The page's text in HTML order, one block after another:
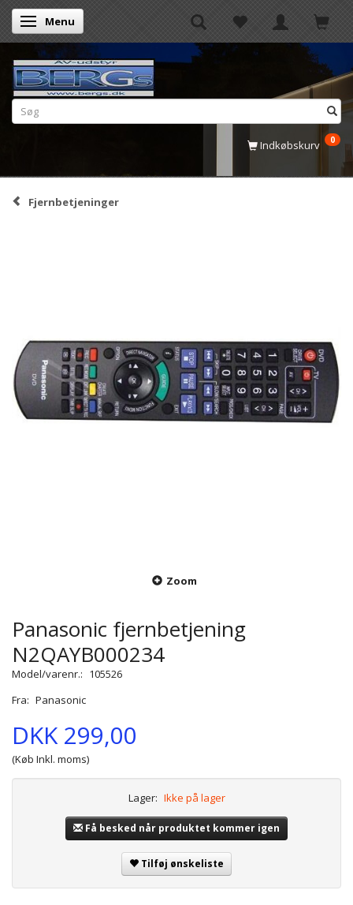
Skifte navigation
Menu
Indkøbskurv 0
Fjernbetjeninger
Zoom
Panasonic fjernbetjening
N2QAYB000234
Model/varenr.: 105526
Fra: Panasonic
DKK 299,00
(Køb Inkl. moms)
Lager: Ikke på lager
Få besked når produktet kommer igen
Tilføj ønskeliste